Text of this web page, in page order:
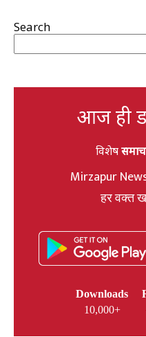
Search
आज ही
विशेष
Mirzapur
हर वक्त
Downloads
10,000+